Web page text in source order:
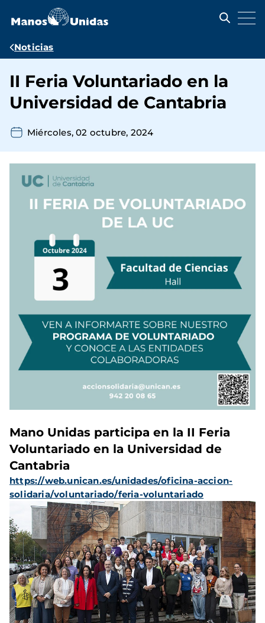
contenido
Ruta
navegación
Noticias
II Feria Voluntariado en la
Universidad de Cantabria
Miércoles, 02 octubre, 2024
Mano Unidas participa en la II Feria
Voluntariado en la Universidad de
Cantabria
https://web.unican.es/unidades/oficina-accion-
solidaria/voluntariado/feria-voluntariado